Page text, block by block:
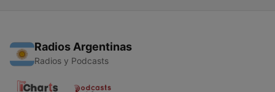
Radios Argentinas
Radios y Podcasts